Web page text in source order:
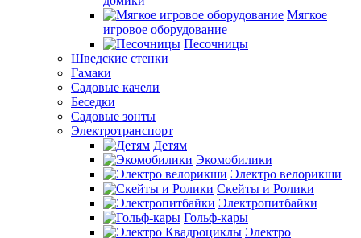
Мягкое
игровое оборудование
Песочницы
Шведские стенки
Гамаки
Садовые качели
Беседки
Садовые зонты
Электротранспорт
Детям
Экомобилики
Электро велорикши
Скейты и Ролики
Электропитбайки
Гольф-кары
Электро